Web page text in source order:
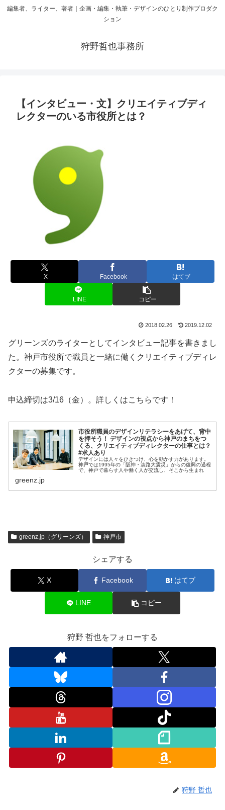
編集者、ライター、著者｜企画・編集・執筆・デザインのひとり制作プロダク
ション
狩野哲也事務所
【インタビュー・文】クリエイティブディ
レクターのいる市役所とは？
X Facebook はてブ
LINE コピー
2018.02.26 2019.12.02
グリーンズのライターとしてインタビュー記事を書きまし
た。神戸市役所で職員と一緒に働くクリエイティブディレ
クターの募集です。
申込締切は3/16（金）。詳しくはこちらです！
市役所職員のデザインリテラシーをあげて、背中
を押そう！ デザインの視点から神戸のまちをつ
くる、クリエイティブディレクターの仕事とは？
#求人あり
デザインには人々をひきつけ、心を動かす力があります。
神戸では1995年の「阪神・淡路大震災」からの復興の過程
で、神戸で暮らす人や働く人が交流し、そこから生まれ
greenz.jp
greenz.jp（グリーンズ） 神戸市
シェアする
X Facebook はてブ
LINE コピー
狩野 哲也をフォローする
狩野 哲也